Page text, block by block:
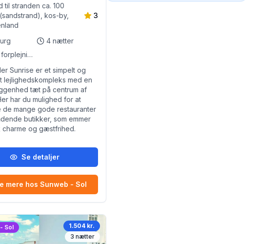
til stranden ca. 100
kos-by,
3
4 nætter
Ingen forplejning
Sunrise er et simpelt og
lejlighedskompleks med en
tæt på centrum af
har du mulighed for at
de mange gode restauranter
butikker, som emmer
og gæstfrihed.
Se detaljer
mere hos Sunweb - Sol
Sol
1.504 kr.
3 nætter